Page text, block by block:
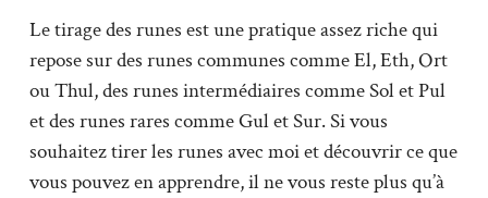
Le tirage des runes est une pratique assez riche qui
repose sur des runes communes comme El, Eth, Ort
ou Thul, des runes intermédiaires comme Sol et Pul
et des runes rares comme Gul et Sur. Si vous
souhaitez tirer les runes avec moi et découvrir ce que
vous pouvez en apprendre, il ne vous reste plus qu’à